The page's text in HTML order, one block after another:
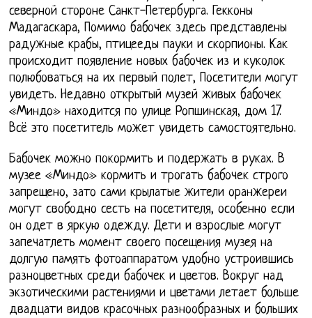
северной стороне Санкт-Петербурга. Гекконы
Мадагаскара, Помимо бабочек здесь представлены
радужные крабы, птицееды пауки и скорпионы. Как
происходит появление новых бабочек из и куколок
полюбоваться на их первый полет, Посетители могут
увидеть. Недавно открытый музей живых бабочек
«Миндо» находится по улице Ропшинская, дом 17.
Всё это посетитель может увидеть самостоятельно.
Бабочек можно покормить и подержать в руках. В
музее «Миндо» кормить и трогать бабочек строго
запрещено, зато сами крылатые жители оранжереи
могут свободно сесть на посетителя, особенно если
он одет в яркую одежду. Дети и взрослые могут
запечатлеть момент своего посещения музея на
долгую память фотоаппаратом удобно устроившись
разноцветных среди бабочек и цветов. Вокруг над
экзотическими растениями и цветами летает больше
двадцати видов красочных разнообразных и больших